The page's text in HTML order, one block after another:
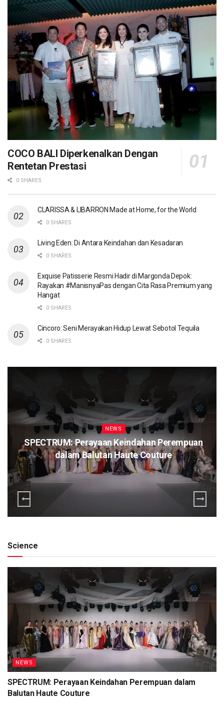
COCO BALI Diperkenalkan Dengan
Rentetan Prestasi
0 SHARES
CLARISSA & LIBARRON Made at Home, for the World
0 SHARES
Living Eden: Di Antara Keindahan dan Kesadaran
0 SHARES
Exquise Patisserie Resmi Hadir di Margonda Depok:
Rayakan #ManisnyaPas dengan Cita Rasa Premium yang
Hangat
0 SHARES
Cincoro: Seni Merayakan Hidup Lewat Sebotol Tequila
0 SHARES
NEWS
SPECTRUM: Perayaan Keindahan Perempuan
dalam Balutan Haute Couture
Science
NEWS
SPECTRUM: Perayaan Keindahan Perempuan dalam
Balutan Haute Couture